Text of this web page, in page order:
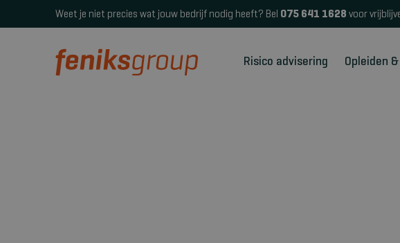
Weet je niet precies wat jouw bedrijf nodig heeft? Bel 075 641 1628 voor
Risico advisering Opleiden